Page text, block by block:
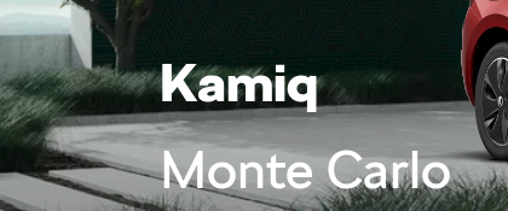
Kamiq
Monte Carlo